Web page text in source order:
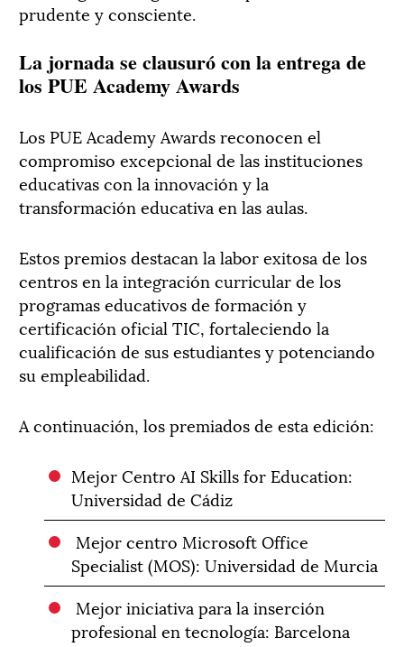
prudente y consciente.
La jornada se clausuró con la entrega de
los PUE Academy Awards
Los PUE Academy Awards reconocen el
compromiso excepcional de las instituciones
educativas con la innovación y la
transformación educativa en las aulas.
Estos premios destacan la labor exitosa de los
centros en la integración curricular de los
programas educativos de formación y
certificación oficial TIC, fortaleciendo la
cualificación de sus estudiantes y potenciando
su empleabilidad.
A continuación, los premiados de esta edición:
Mejor Centro AI Skills for Education:
Universidad de Cádiz
Mejor centro Microsoft Office
Specialist (MOS): Universidad de Murcia
Mejor iniciativa para la inserción
profesional en tecnología: Barcelona